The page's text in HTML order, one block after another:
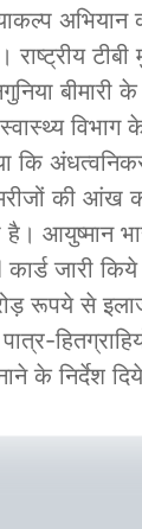
अभियान
राष्ट्रीय
बीमारी
कि
की आंख
है। आयुष्मान
जारी
रूपये से
के निर्देश